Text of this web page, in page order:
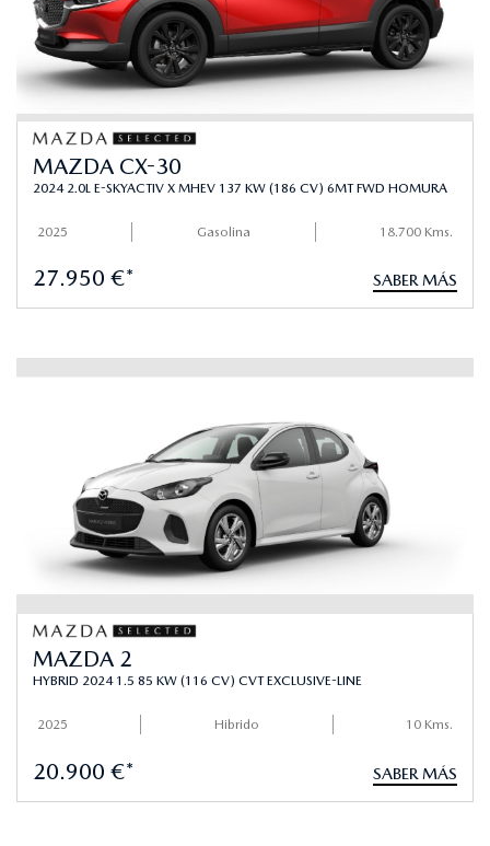
MAZDA CX-30
2024 2.0L E-SKYACTIV X MHEV 137 KW (186 CV) 6MT FWD HOMURA
2025 Gasolina 18.700 Kms.
27.950 €* SABER MÁS
MAZDA 2
HYBRID 2024 1.5 85 KW (116 CV) CVT EXCLUSIVE-LINE
2025 Hibrido 10 Kms.
20.900 €* SABER MÁS